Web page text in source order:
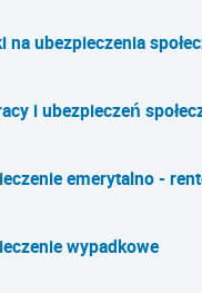
na ubezpieczenia
i ubezpieczeń
emerytalno -
wypadkowe